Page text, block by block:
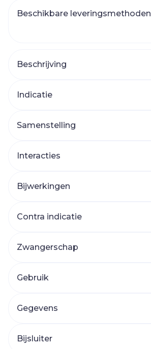
Beschikbare leveringsmethoden
Beschrijving
Indicatie
Samenstelling
Interacties
Bijwerkingen
Contra indicatie
Zwangerschap
Gebruik
Gegevens
Bijsluiter